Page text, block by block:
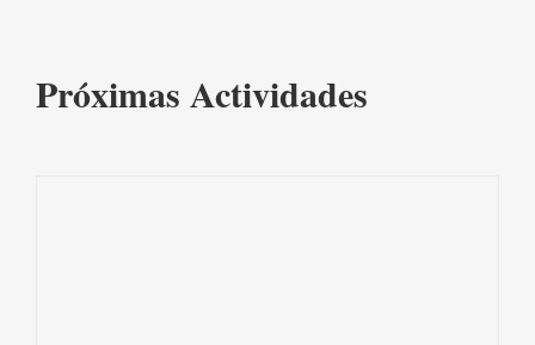
Próximas Actividades